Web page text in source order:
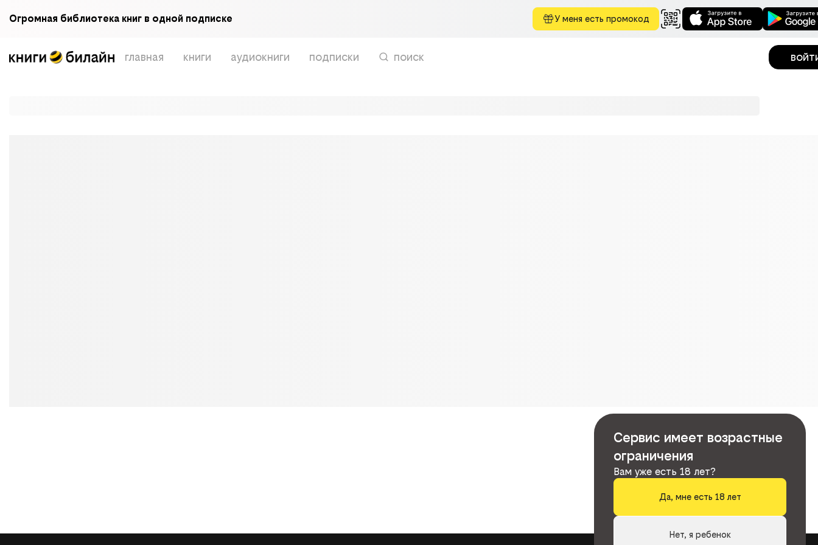
Огромная библиотека книг в одной подписке У меня есть промокод
главная книги аудиокниги подписки поиск
Сервис имеет возрастные
ограничения
Вам уже есть 18 лет?
Да, мне есть 18 лет
Нет, я ребенок